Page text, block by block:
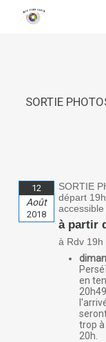
SORTIE
12
Août
2018
SORTIE
départ
à partir
à Rdv 19h
en
trop à
20h.